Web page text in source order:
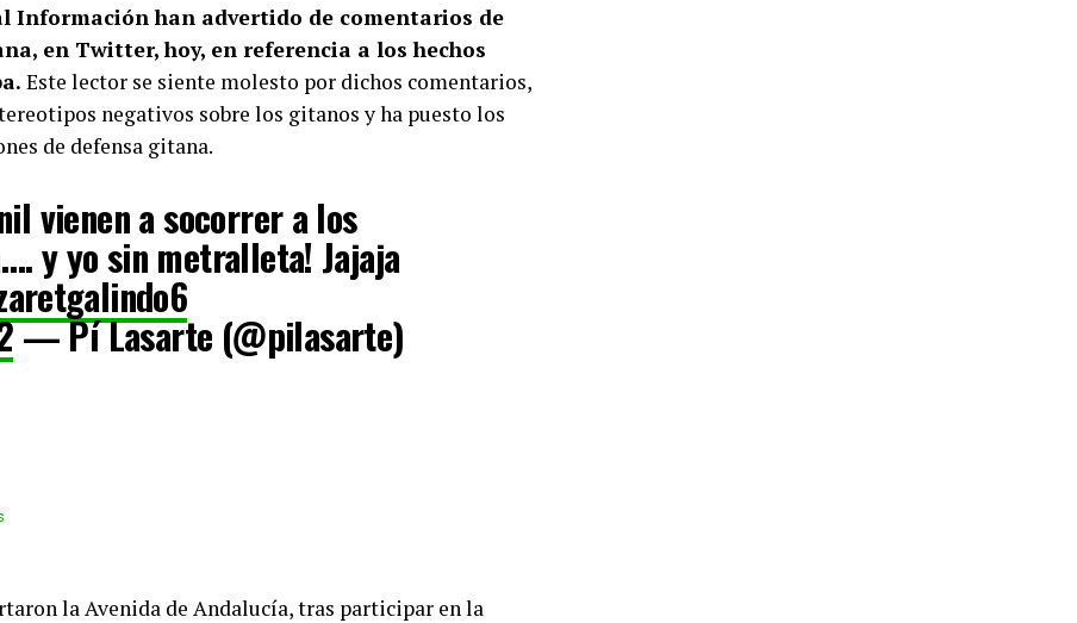
Información han advertido de comentarios de
en Twitter, hoy, en referencia a los hechos
Este lector se siente molesto por dichos comentarios,
negativos sobre los gitanos y ha puesto los
de defensa gitana.
vienen a socorrer a los
y yo sin metralleta! Jajaja
— Pí Lasarte (@pilasarte)
la Avenida de Andalucía, tras participar en la